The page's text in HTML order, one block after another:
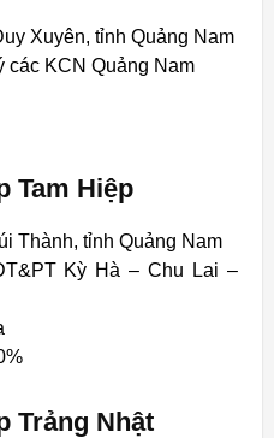
Xuyên, tỉnh Quảng Nam
các KCN Quảng Nam
Tam Hiệp
Thành, tỉnh Quảng Nam
Kỳ Hà – Chu Lai –
Trảng Nhật